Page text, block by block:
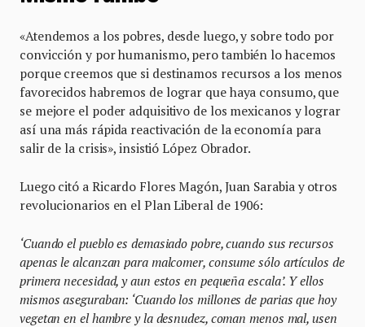
«Atendemos a los pobres, desde luego, y sobre todo por
convicción y por humanismo, pero también lo hacemos
porque creemos que si destinamos recursos a los menos
favorecidos habremos de lograr que haya consumo, que
se mejore el poder adquisitivo de los mexicanos y lograr
así una más rápida reactivación de la economía para
salir de la crisis», insistió López Obrador.
Luego citó a Ricardo Flores Magón, Juan Sarabia y otros
revolucionarios en el Plan Liberal de 1906:
‘Cuando el pueblo es demasiado pobre, cuando sus recursos
apenas le alcanzan para malcomer, consume sólo artículos de
primera necesidad, y aun estos en pequeña escala’. Y ellos
mismos aseguraban: ‘Cuando los millones de parias que hoy
vegetan en el hambre y la desnudez, coman menos mal, usen